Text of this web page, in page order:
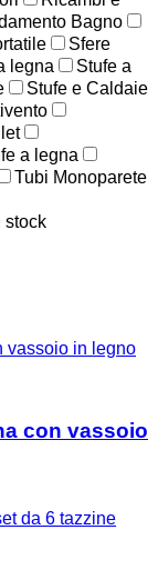
Bagno
Sfere
legna
Stufe a
Stufe e Caldaie
a legna
Tubi Monoparete
stock
con vassoio